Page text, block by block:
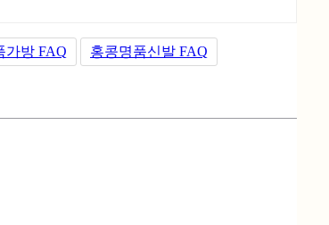
가방 FAQ 홍콩명품신발 FAQ